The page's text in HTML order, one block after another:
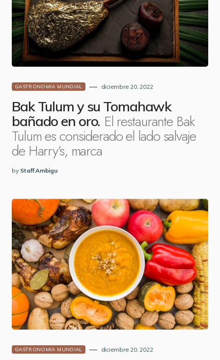
GASTRONOMIA MUNDIAL diciembre 20, 2022
Bak Tulum y su Tomahawk
bañado en oro. El restaurante Bak
Tulum es considerado el lado salvaje
de Harry’s, marca
by Staff Ambigu
GASTRONOMIA MUNDIAL diciembre 20, 2022